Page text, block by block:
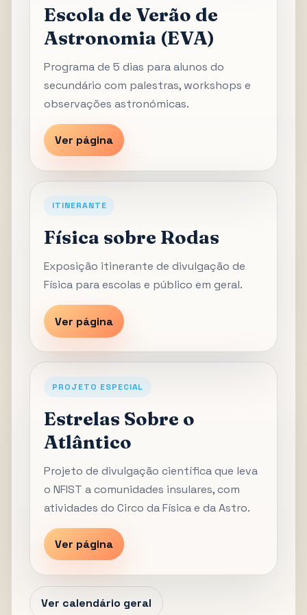
Escola de Verão de
Astronomia (EVA)
Programa de 5 dias para alunos do
secundário com palestras, workshops e
observações astronómicas.
Ver página
ITINERANTE
Física sobre Rodas
Exposição itinerante de divulgação de
Física para escolas e público em geral.
Ver página
PROJETO ESPECIAL
Estrelas Sobre o
Atlântico
Projeto de divulgação científica que leva
o NFIST a comunidades insulares, com
atividades do Circo da Física e da Astro.
Ver página
Ver calendário geral